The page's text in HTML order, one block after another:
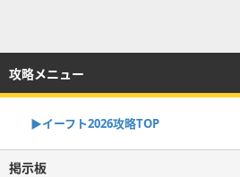
攻略メニュー
▶イーフト2026攻略TOP
掲示板